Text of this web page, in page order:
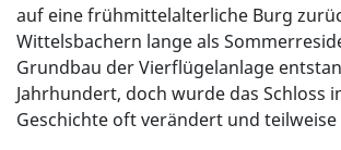
auf eine frühmittelalterliche Burg
Wittelsbachern lange als
Grundbau der Vierflügelanlage
Jahrhundert, doch wurde das Schloss
Geschichte oft verändert und